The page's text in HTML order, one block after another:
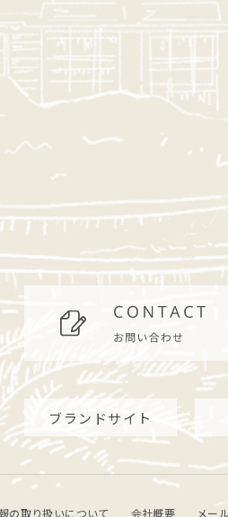
ブランドサイト
の取り扱いについて 会社概要 メー